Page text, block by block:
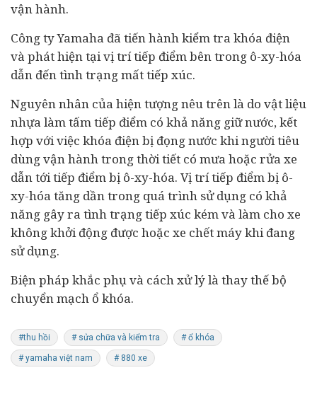
vận hành.
Công ty Yamaha đã tiến hành kiểm tra khóa điện
và phát hiện tại vị trí tiếp điểm bên trong ô-xy-hóa
dẫn đến tình trạng mất tiếp xúc.
Nguyên nhân của hiện tượng nêu trên là do vật liệu
nhựa làm tấm tiếp điểm có khả năng giữ nước, kết
hợp với việc khóa điện bị đọng nước khi người tiêu
dùng vận hành trong thời tiết có mưa hoặc rửa xe
dẫn tới tiếp điểm bị ô-xy-hóa. Vị trí tiếp điểm bị ô-
xy-hóa tăng dần trong quá trình sử dụng có khả
năng gây ra tình trạng tiếp xúc kém và làm cho xe
không khởi động được hoặc xe chết máy khi đang
sử dụng.
Biện pháp khắc phụ và cách xử lý là thay thế bộ
chuyển mạch ổ khóa.
#thu hồi # sửa chữa và kiểm tra # ổ khóa
# yamaha việt nam # 880 xe